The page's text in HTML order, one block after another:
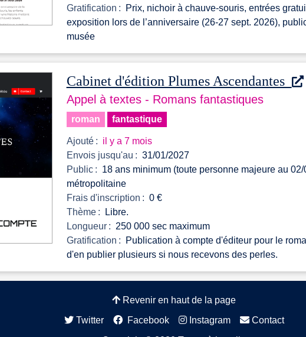
Gratification : Prix, nichoir à chauve-souris, entrées
exposition lors de l’anniversaire (26-27 sept. 2026),
musée
Cabinet d'édition Plumes Ascendantes
Appel à textes - Romans fantastiques
roman fantastique
Ajouté : il y a 7 mois
Envois jusqu'au : 31/01/2027
Public : 18 ans minimum (toute personne majeure au
métropolitaine
Frais d'inscription : 0 €
Thème : Libre.
Longueur : 250 000 sec maximum
Gratification : Publication à compte d'éditeur pour le
d'en publier plusieurs si nous recevons des perles.
Revenir en haut de la page
Twitter
Facebook Instagram
Contact